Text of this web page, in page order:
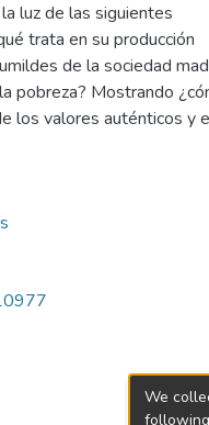
luz de las siguientes
trata en su producción
de la sociedad
pobreza? Mostrando
los valores auténticos y
We